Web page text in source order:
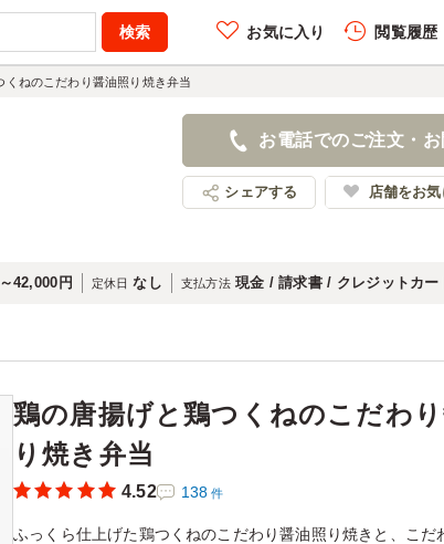
お気に入り 閲覧履歴
履歴を全件削除する
照り焼き弁当
店舗名：海苔弁ごっつ食べなはれ
くねのこだわり醤油照り焼き弁当
お電話でのご注文・
シェアする 店舗をお
42,000円 定休日 なし 支払方法 現金 / 請求書 / クレジットカー
鶏の唐揚げと鶏つくねのこだわ
り焼き弁当
4.52 138 件
ふっくら仕上げた鶏つくねのこだわり醤油照り焼きと、こだ